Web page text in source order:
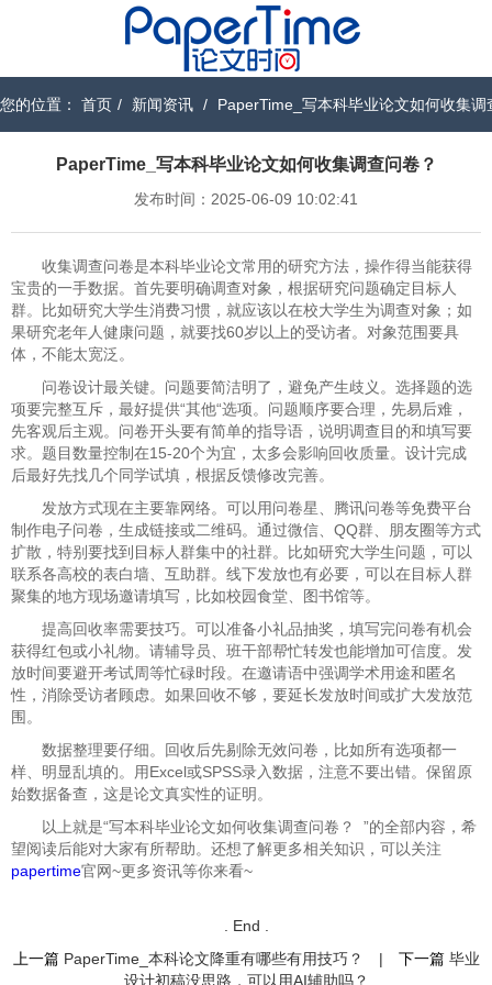
您的位置： 首页 / 新闻资讯 / PaperTime_写本科毕业论文如何收集调
PaperTime_写本科毕业论文如何收集调查问卷？
发布时间：2025-06-09 10:02:41
收集调查问卷是本科毕业论文常用的研究方法，操作得当能获得
宝贵的一手数据。首先要明确调查对象，根据研究问题确定目标人
群。比如研究大学生消费习惯，就应该以在校大学生为调查对象；如
果研究老年人健康问题，就要找60岁以上的受访者。对象范围要具
体，不能太宽泛。
问卷设计最关键。问题要简洁明了，避免产生歧义。选择题的选
项要完整互斥，最好提供“其他“选项。问题顺序要合理，先易后难，
先客观后主观。问卷开头要有简单的指导语，说明调查目的和填写要
求。题目数量控制在15-20个为宜，太多会影响回收质量。设计完成
后最好先找几个同学试填，根据反馈修改完善。
发放方式现在主要靠网络。可以用问卷星、腾讯问卷等免费平台
制作电子问卷，生成链接或二维码。通过微信、QQ群、朋友圈等方式
扩散，特别要找到目标人群集中的社群。比如研究大学生问题，可以
联系各高校的表白墙、互助群。线下发放也有必要，可以在目标人群
聚集的地方现场邀请填写，比如校园食堂、图书馆等。
提高回收率需要技巧。可以准备小礼品抽奖，填写完问卷有机会
获得红包或小礼物。请辅导员、班干部帮忙转发也能增加可信度。发
放时间要避开考试周等忙碌时段。在邀请语中强调学术用途和匿名
性，消除受访者顾虑。如果回收不够，要延长发放时间或扩大发放范
围。
数据整理要仔细。回收后先剔除无效问卷，比如所有选项都一
样、明显乱填的。用Excel或SPSS录入数据，注意不要出错。保留原
始数据备查，这是论文真实性的证明。
以上就是“写本科毕业论文如何收集调查问卷？ ”的全部内容，希
望阅读后能对大家有所帮助。还想了解更多相关知识，可以关注
papertime官网~更多资讯等你来看~
. End .
上一篇 PaperTime_本科论文降重有哪些有用技巧？ | 下一篇 毕业
设计初稿没思路，可以用AI辅助吗？